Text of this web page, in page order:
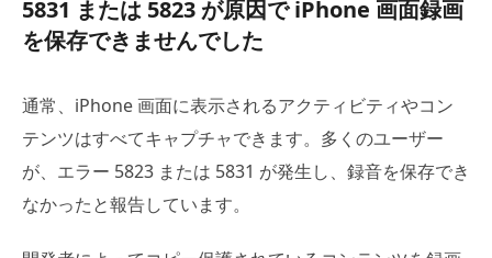
5831 または 5823 が原因で iPhone 画面録画
を保存できませんでした
通常、iPhone 画面に表示されるアクティビティやコン
テンツはすべてキャプチャできます。多くのユーザー
が、エラー 5823 または 5831 が発生し、録音を保存でき
なかったと報告しています。